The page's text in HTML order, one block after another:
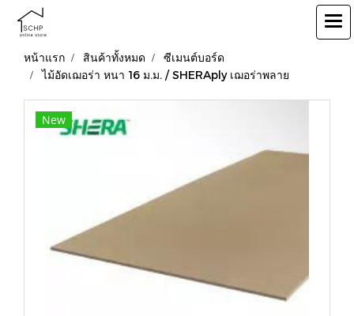
หน้าแรก สินค้าทั้งหมด
ซีเมนต์บอร์ด
ไม้อัดเฌอร่า หนา 16 ม.ม. / SHERAply เฌอร่าพลาย
New